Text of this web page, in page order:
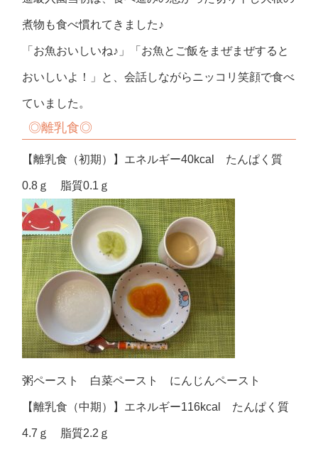
煮物も食べ慣れてきました♪
「お魚おいしいね♪」「お魚とご飯をまぜまぜすると
おいしいよ！」と、会話しながらニッコリ笑顔で食べ
ていました。
◎離乳食◎
【離乳食（初期）】エネルギー40kcal たんぱく質
0.8ｇ 脂質0.1ｇ
粥ペースト 白菜ペースト にんじんペースト
【離乳食（中期）】エネルギー116kcal たんぱく質
4.7ｇ 脂質2.2ｇ